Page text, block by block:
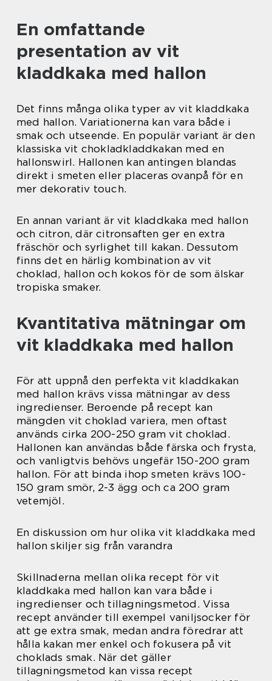
En omfattande
presentation av vit
kladdkaka med hallon
Det finns många olika typer av vit kladdkaka
med hallon. Variationerna kan vara både i
smak och utseende. En populär variant är den
klassiska vit chokladkladdkakan med en
hallonswirl. Hallonen kan antingen blandas
direkt i smeten eller placeras ovanpå för en
mer dekorativ touch.
En annan variant är vit kladdkaka med hallon
och citron, där citronsaften ger en extra
fräschör och syrlighet till kakan. Dessutom
finns det en härlig kombination av vit
choklad, hallon och kokos för de som älskar
tropiska smaker.
Kvantitativa mätningar om
vit kladdkaka med hallon
För att uppnå den perfekta vit kladdkakan
med hallon krävs vissa mätningar av dess
ingredienser. Beroende på recept kan
mängden vit choklad variera, men oftast
används cirka 200-250 gram vit choklad.
Hallonen kan användas både färska och frysta,
och vanligtvis behövs ungefär 150-200 gram
hallon. För att binda ihop smeten krävs 100-
150 gram smör, 2-3 ägg och ca 200 gram
vetemjöl.
En diskussion om hur olika vit kladdkaka med
hallon skiljer sig från varandra
Skillnaderna mellan olika recept för vit
kladdkaka med hallon kan vara både i
ingredienser och tillagningsmetod. Vissa
recept använder till exempel vaniljsocker för
att ge extra smak, medan andra föredrar att
hålla kakan mer enkel och fokusera på vit
choklads smak. När det gäller
tillagningsmetod kan vissa recept